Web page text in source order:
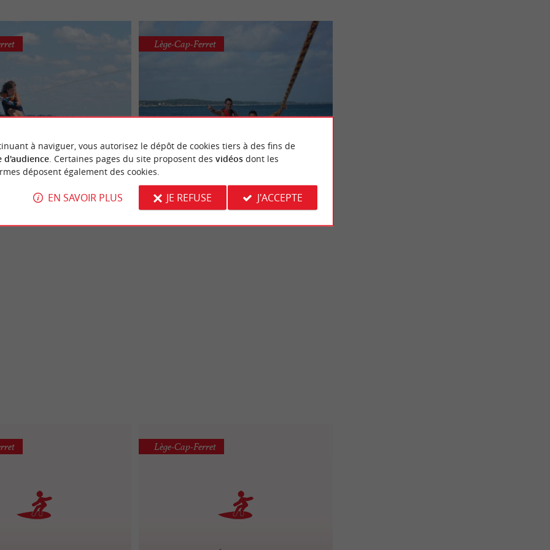
Glisse en Herbe
et wakeboard à Lège-
Cap-Ferret
la magie du village de l'Herbe et
glisse Le village de l'Herbe, niché
Glisse en Herbe
Bouée tractée et loisirs nautiques au
Lège-Cap-Ferret
Rendez-vous au village de l’ Herbe pour choisir
votre activité et découvrir le Bassin d’Arcachon !
Adeptes de ...
Lège-Cap-Ferret
à naviguer, vous autorisez le dépôt de cookies tiers à des fins de
d'audience. Certaines pages du site proposent des vidéosdont les
déposent également des cookies.
EN SAVOIR PLUS JE REFUSE J'ACCEPTE